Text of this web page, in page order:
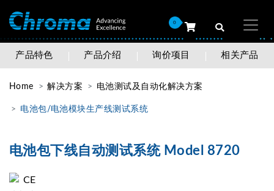
0
产品特色 产品介绍 询价项目 相关产品
Home 解决方案 电池测试及自动化解决方案
电池包/电池模块生产线测试系统
电池包下线自动测试系统 Model 8720